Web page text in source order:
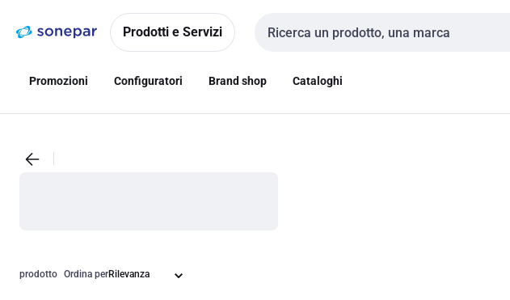
navigazionealla
Prodotti e Servizi
Cerca input
Promozioni Configuratori Brand shop Cataloghi
prodotto Ordina per